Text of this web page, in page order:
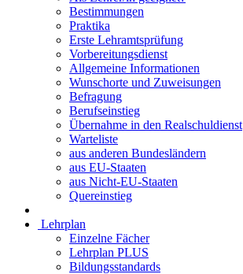
Bestimmungen
Praktika
Erste Lehramtsprüfung
Vorbereitungsdienst
Allgemeine Informationen
Wunschorte und Zuweisungen
Befragung
Berufseinstieg
Übernahme in den Realschuldienst
Warteliste
aus anderen Bundesländern
aus EU-Staaten
aus Nicht-EU-Staaten
Quereinstieg
Lehrplan
Einzelne Fächer
Lehrplan PLUS
Bildungsstandards